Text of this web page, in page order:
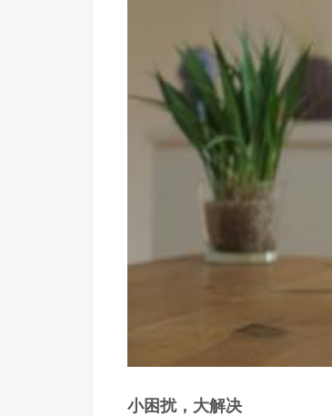
小困扰，大解决